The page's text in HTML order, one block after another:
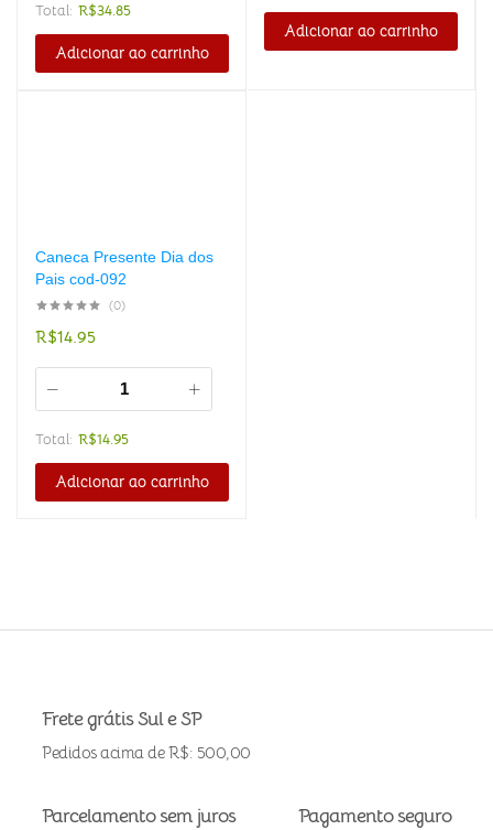
Total: R$34.85
Adicionar ao carrinho
Adicionar ao carrinho
Caneca Presente Dia dos
Pais cod-092
(0)
R$14.95
Total: R$14.95
Adicionar ao carrinho
Frete grátis Sul e SP
Pedidos acima de R$: 500,00
Parcelamento sem juros Pagamento seguro